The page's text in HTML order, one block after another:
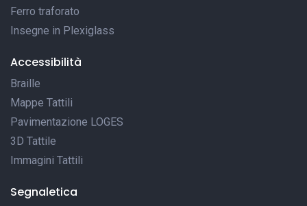
Ferro traforato
Insegne in Plexiglass
Accessibilità
Braille
Mappe Tattili
Pavimentazione LOGES
3D Tattile
Immagini Tattili
Segnaletica